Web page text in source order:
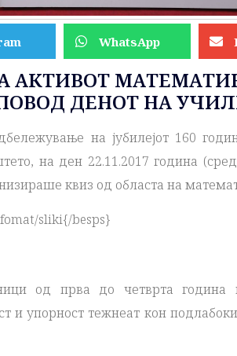
WhatsApp
АКТИВОТ
ДЕНОТ НА
на јубилејот 160
на ден 22.11.2017 година
квиз од областа на
sliki{/besps}
од прва до четврта година
и упорност тежнеат кон